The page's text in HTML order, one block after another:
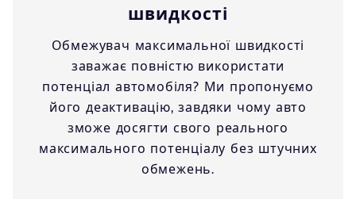
швидкості
Обмежувач максимальної швидкості
заважає повністю використати
потенціал автомобіля? Ми пропонуємо
його деактивацію, завдяки чому авто
зможе досягти свого реального
максимального потенціалу без штучних
обмежень.